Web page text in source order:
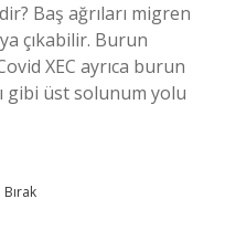
Baş ağrıları migren
çıkabilir. Burun
XEC ayrıca burun
gibi üst solunum yolu